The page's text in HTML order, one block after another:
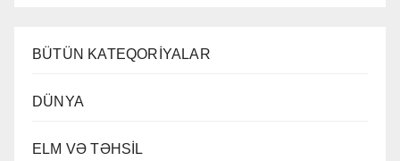
BÜTÜN KATEQORİYALAR
DÜNYA
ELM VƏ TƏHSİL